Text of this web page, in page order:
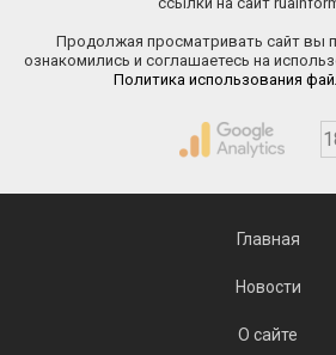
Продолжая просматривать сайт вы
ознакомились и соглашаетесь на
Политика использования
Главная
Новости
О сайте